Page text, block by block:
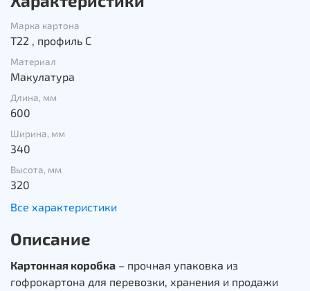
Марка картона
Т22 , профиль С
Материал
Макулатура
Длина, мм
600
Ширина, мм
340
Высота, мм
320
Все характеристики
Описание
Картонная коробка – прочная упаковка из
гофрокартона для перевозки, хранения и продажи